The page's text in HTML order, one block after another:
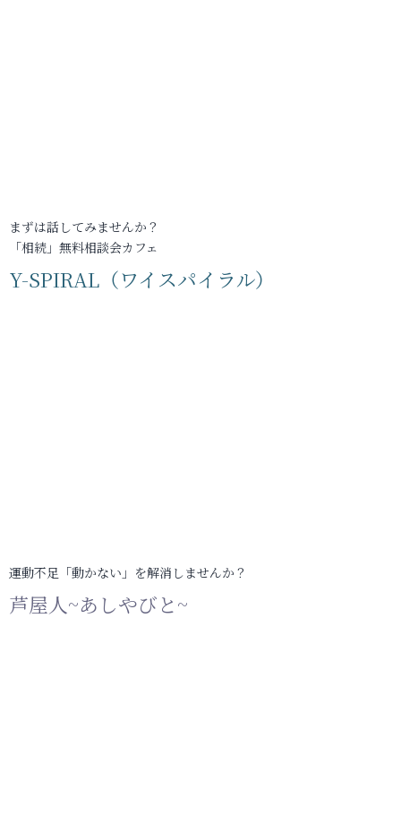
まずは話してみませんか？
「相続」無料相談会カフェ
Y-SPIRAL（ワイスパイラル）
運動不足「動かない」を解消しませんか？
芦屋人~あしやびと~